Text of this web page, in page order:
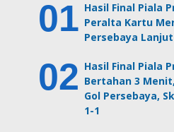
Hasil Final Piala
Peralta Kartu
Persebaya
Hasil Final Piala
Bertahan 3
Gol Persebaya,
1-1